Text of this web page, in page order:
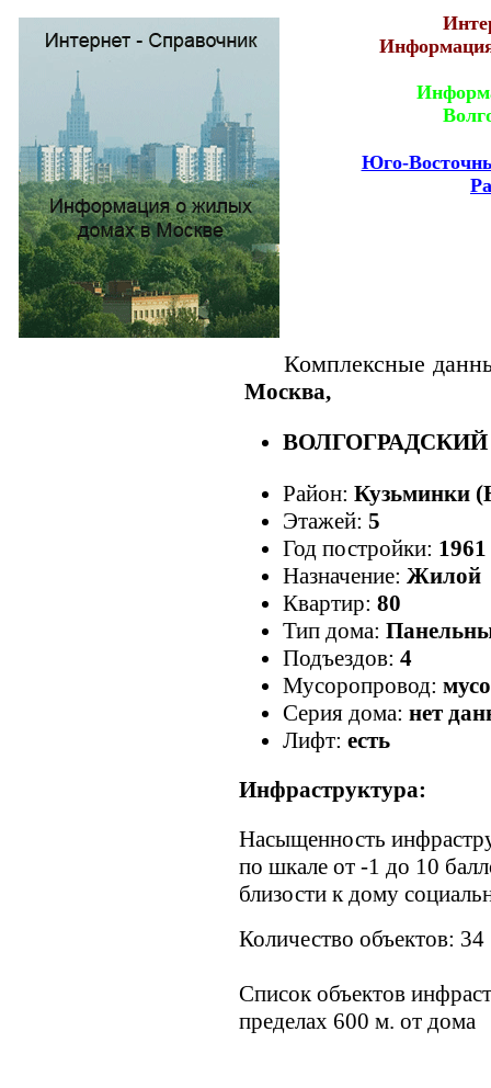
Юго-
Комплексные
Москва,
ВОЛГОГРАДСКИЙ
Район: Кузьминки
Этажей: 5
Год постройки: 1961
Назначение: Жилой
Квартир: 80
Тип дома:
Подъездов: 4
Мусоропровод:
Серия дома: нет
Лифт: есть
Инфраструктура:
Насыщенность
по шкале от -1 до 10
близости к дому
Количество объектов: 34
Список объектов
пределах 600 м. от дома